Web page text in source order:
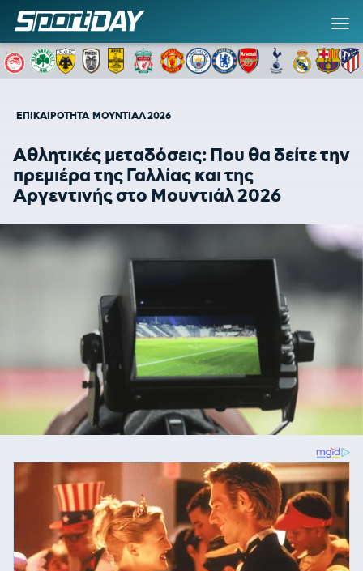
ΕΠΙΚΑΙΡΟΤΗΤΑ ΜΟΥΝΤΙΑΛ 2026
Αθλητικές μεταδόσεις: Που θα δείτε την
πρεμιέρα της Γαλλίας και της
Αργεντινής στο Μουντιάλ 2026